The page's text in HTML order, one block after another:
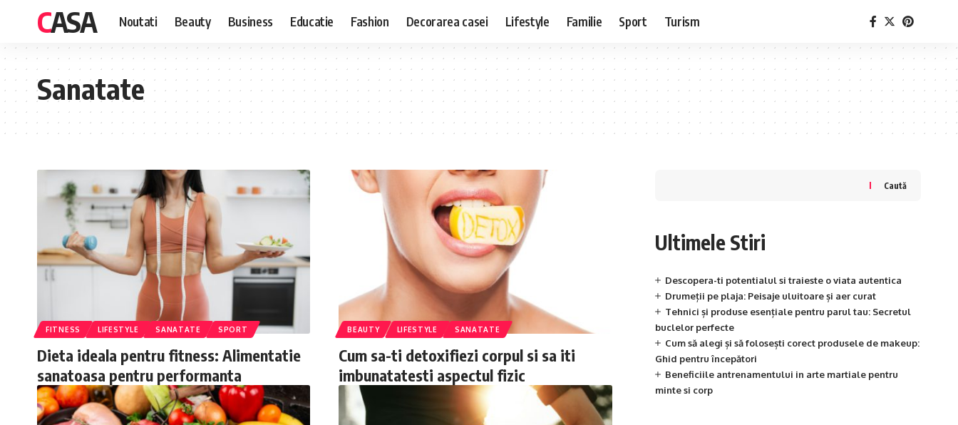
CASA Noutati Beauty Business Educatie Fashion Decorarea casei Lifestyle Familie Sport Turism
Sanatate
FITNESS LIFESTYLE SANATATE SPORT
Dieta ideala pentru fitness: Alimentatie
sanatoasa pentru performanta
BEAUTY LIFESTYLE SANATATE
Cum sa-ti detoxifiezi corpul si sa iti
imbunatatesti aspectul fizic
Caută
Ultimele Stiri
Descopera-ti potentialul si traieste o viata autentica
Drumeții pe plaja: Peisaje uluitoare și aer curat
Tehnici și produse esențiale pentru parul tau: Secretul
buclelor perfecte
Cum să alegi și să folosești corect produsele de makeup:
Ghid pentru începători
Beneficiile antrenamentului in arte martiale pentru
minte si corp